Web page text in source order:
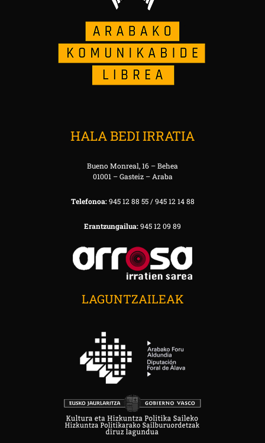
HALA BEDI IRRATIA
Bueno Monreal, 16 – Behea
01001 – Gasteiz – Araba
Telefonoa:945 12 88 55 / 945 12 14 88
Erantzungailua:945 12 09 89
LAGUNTZAILEAK